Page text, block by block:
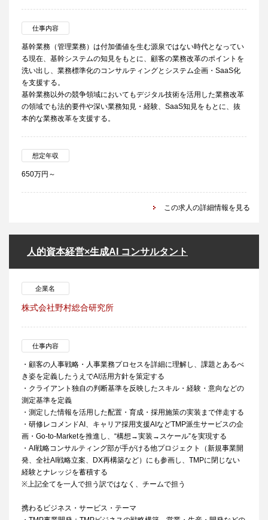
仕事内容
基幹業務（管理業務）は付加価値を生む源泉ではない時代となってい
る現在、基幹システムの知見をもとに、顧客の業務改革のポイントを
洗い出し、業務標準化のコンサルティングとシステム企画・SaaS化
を支援する。
基幹業務以外の競争領域においてもデジタル技術を活用した業務改革
の領域でも法的要件や深い業務知見・経験、SaaS知見をもとに、抜
本的な業務改革を支援する。
想定年収
650万円～
この求人の詳細情報を見る
人的資本経営×生成AI コンサルタント
企業名
株式会社野村総合研究所
仕事内容
・顧客の人事戦略・人事業務プロセスを詳細に理解し、課題とあるべ
き姿を定義したうえでAI活用方針を策定する
・クライアント独自の判断基準を反映したスキル・経験・意向などの
測定基準を定義
・測定した情報を活用した配置・育成・採用施策の実装まで伴走する
・研修レコメンドAI、キャリア採用支援AIなどTMP派生サービスの企
画・Go-to-Marketを推進し、“構想→実装→スケール”を実現する
・AI戦略コンサルティング部が手がける他プロジェクト（新規事業開
発、全社AI戦略立案、DX再構築など）にも参画し、TMPに閉じない
経験とナレッジを蓄積する
※上記全てを一人で担う訳ではなく、チームで担う
携わるビジネス・サービス・テーマ